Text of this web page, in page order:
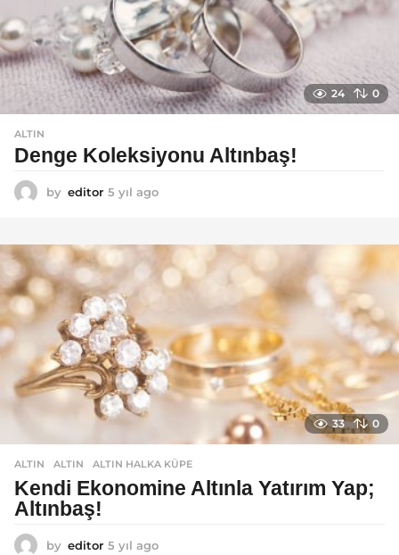
24 0
ALTIN
Denge Koleksiyonu Altınbaş!
by editor 5 yıl ago
l
33 0
ALTIN ALTIN ,ALTIN HALKA KÜPE
Kendi Ekonomine Altınla Yatırım Yap;
Altınbaş!
by editor 5 yıl ago